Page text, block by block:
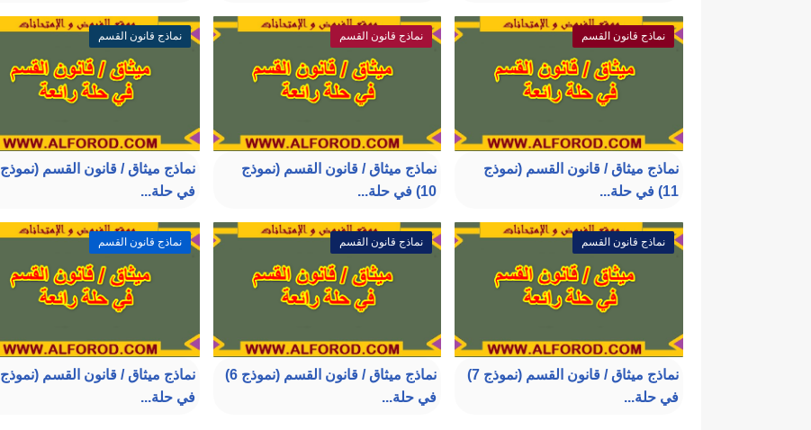
نماذج قانون القسم
نماذج ميثاق / قانون القسم (نموذج
11) في حلة...
نماذج قانون القسم
نماذج ميثاق / قانون القسم (نموذج
10) في حلة...
نماذج قانون القسم
في حلة...
نماذج قانون القسم
نماذج ميثاق / قانون القسم (نموذج 7)
في حلة...
نماذج قانون القسم
نماذج ميثاق / قانون القسم (نموذج 6)
في حلة...
نماذج قانون القسم
في حلة...